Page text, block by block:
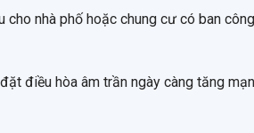
cho nhà phố hoặc chung cư có ban
điều hòa âm trần ngày càng tăng